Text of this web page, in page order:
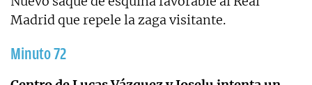
Madrid que repele la zaga visitante.
Minuto 72